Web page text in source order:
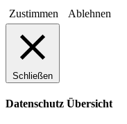
Zustimmen Ablehnen
Schließen
Datenschutz Übersicht